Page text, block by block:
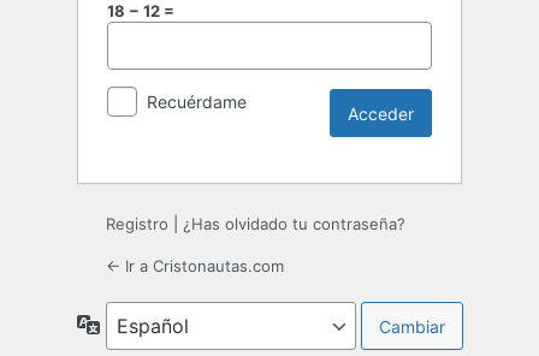
18 − 12 =
Recuérdame
Registro ¿Has olvidado tu contraseña?
← Ir a Cristonautas.com
Idioma